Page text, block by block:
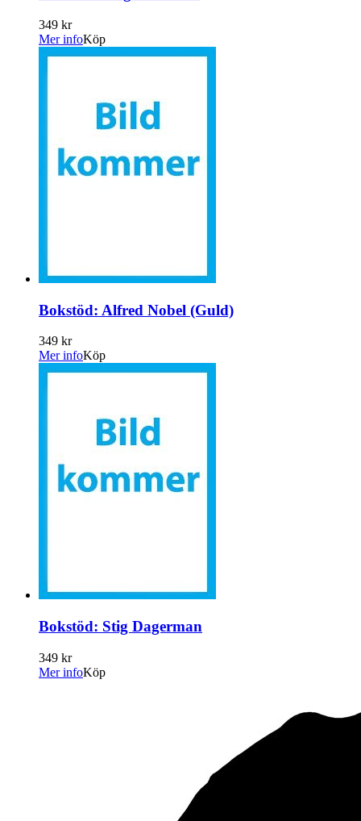
349 kr
Mer infoKöp
Bokstöd: Alfred Nobel (Guld)
349 kr
Mer infoKöp
Bokstöd: Stig Dagerman
349 kr
Mer infoKöp